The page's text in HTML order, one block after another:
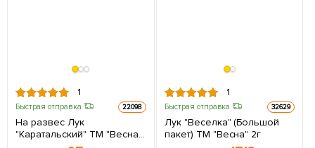
1
Быстрая отправка 22098
На развес Лук
"Каратальский" ТМ "Весна"
1
Быстрая отправка 32629
Лук "Веселка" (Большой
пакет) ТМ "Весна" 2г